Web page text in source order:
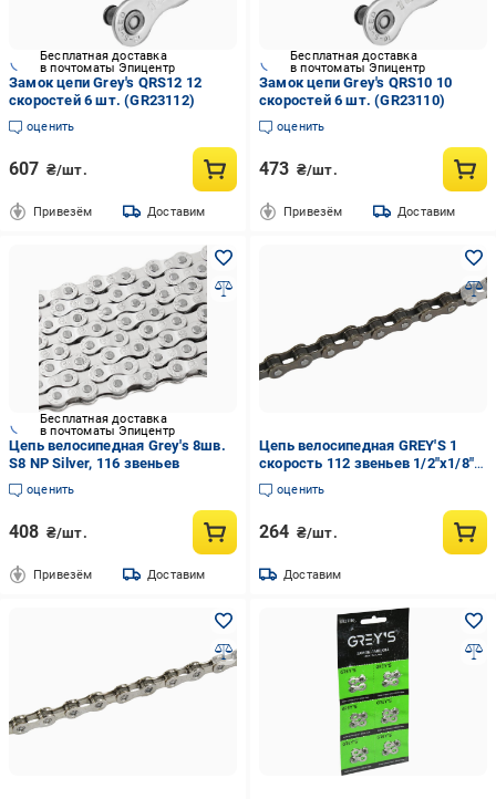
Бесплатная доставка
в почтоматы Эпицентр
Замок цепи Grey's QRS12 12
скоростей 6 шт. (GR23112)
оценить
607 ₴/шт.
Привезём Доставим
Бесплатная доставка
в почтоматы Эпицентр
Замок цепи Grey's QRS10 10
скоростей 6 шт. (GR23110)
оценить
473 ₴/шт.
Привезём Доставим
Бесплатная доставка
в почтоматы Эпицентр
Цепь велосипедная Grey's 8шв.
S8 NP Silver, 116 звеньев
оценить
408 ₴/шт.
Привезём Доставим
Цепь велосипедная GREY'S 1
скорость 112 звеньев 1/2"x1/8"
S410 Brown (GR24030)
оценить
264 ₴/шт.
Доставим